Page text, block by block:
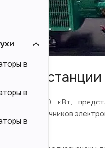
100 кВт,
источников
в
в
в